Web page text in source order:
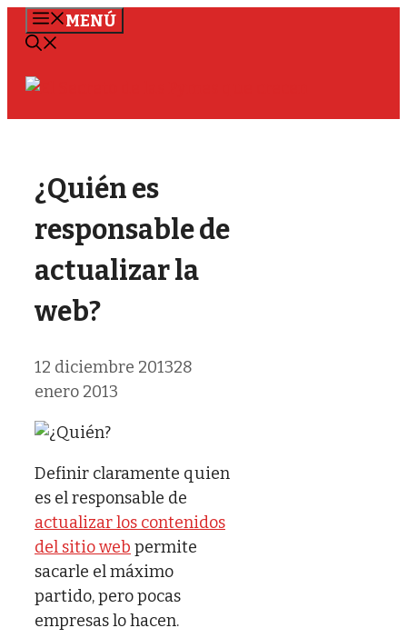
Saltar
MENÚ
¿Quién es
responsable de
actualizar la
web?
12 diciembre 201328
enero 2013
Definir claramente quien
es el responsable de
actualizar los contenidos
del sitio web permite
sacarle el máximo
partido, pero pocas
empresas lo hacen.